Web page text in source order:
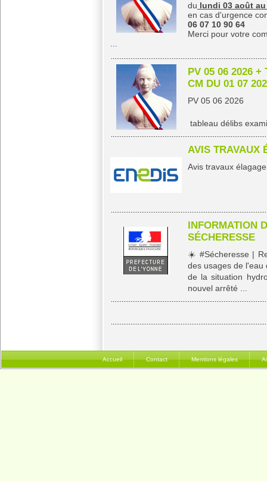
du lundi 03 août
en cas d'urgence
06 07 10 90 64
Merci pour votre
PV 05 06 2026 +
CM DU 01 07
PV 05 06 2026
tableau délibs
AVIS TRAVAUX
Avis travaux
INFORMATION
SÉCHERESSE
☀️​ #Sécheresse |
des usages de l'eau
de la situation
nouvel arrêté ...
Accueil Contact Mentions légales